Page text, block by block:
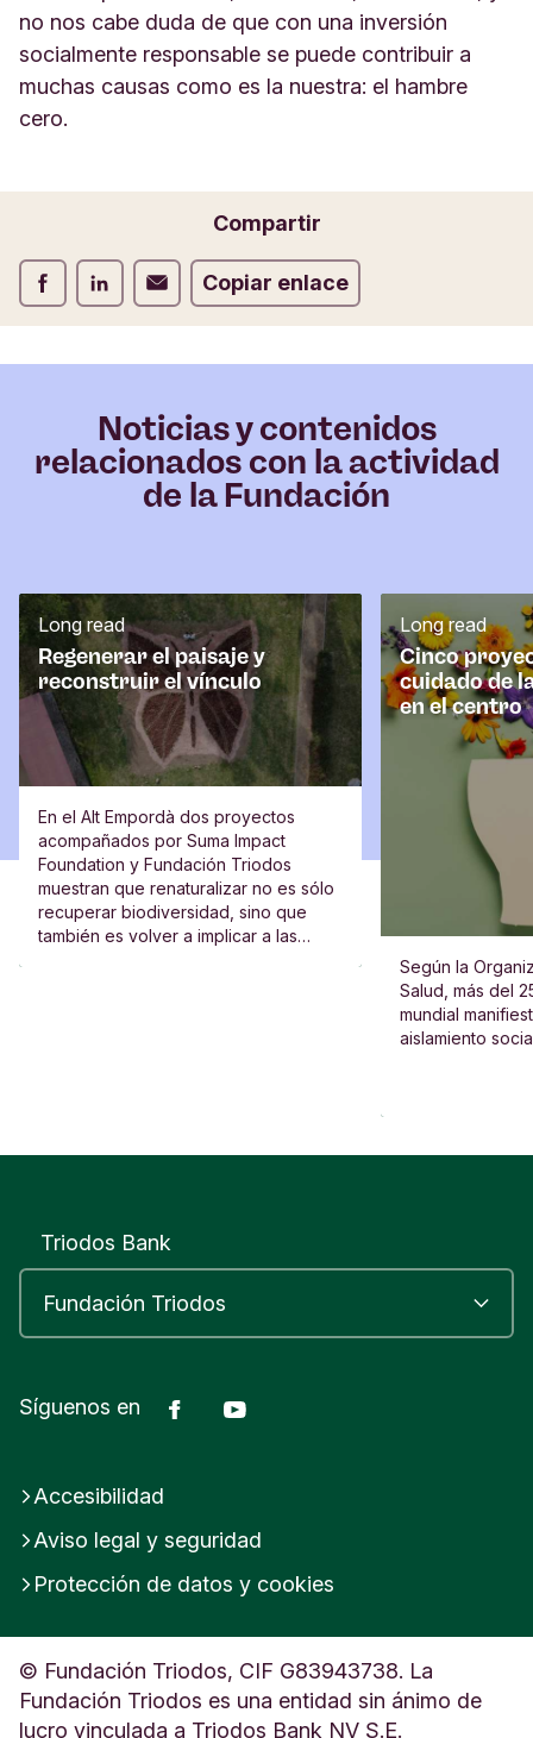
no nos cabe duda de que con una inversión
socialmente responsable se puede contribuir a
muchas causas como es la nuestra: el hambre
cero.
Compartir
Compartir Facebook
Compartir LinkedIn
Compartir Correo electrónico
Copiar enlace
Noticias y contenidos
relacionados con la actividad
de la Fundación
Regenerar el paisaje y
reconstruir el vínculo
Long read
En el Alt Empordà dos proyectos
acompañados por Suma Impact
Foundation y Fundación Triodos
muestran que renaturalizar no es sólo
recuperar biodiversidad, sino que
también es volver a implicar a las
Cinco
cuidado de
en el centro
Long read
Según la
Salud, más del
mundial
aislamiento
Triodos Bank
Síguenos en Facebook
Accesibilidad
Aviso legal y seguridad
Protección de datos y cookies
© Fundación Triodos, CIF G83943738. La
Fundación Triodos es una entidad sin ánimo de
lucro vinculada a Triodos Bank NV S.E.